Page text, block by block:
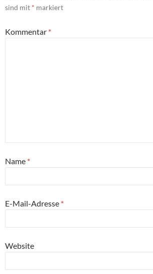
sind mit * markiert
Kommentar *
Name *
E-Mail-Adresse *
Website